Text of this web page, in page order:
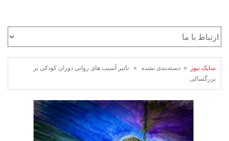
سایک نیوز
» دسته‌بندی نشده » تاثیر آسیب های روانی دوران کودکی بر
بزرگسالی